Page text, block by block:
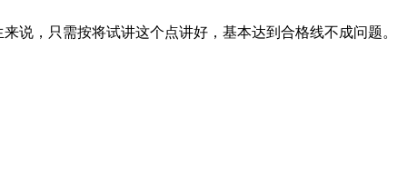
说，只需按将试讲这个点讲好，基本达到合格线不成问题。